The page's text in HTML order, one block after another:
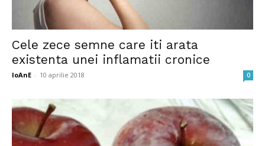
Cele zece semne care iti arata
existenta unei inflamatii cronice
IoAnE - 10 aprilie 2018 0